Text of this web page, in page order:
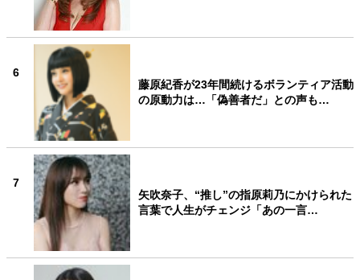
6
藤原紀香が23年間続けるボランティア活動
の原動力は…「偽善者だ」との声も…
7
矢吹奈子、“推し”の指原莉乃にかけられた
言葉で人生がチェンジ「あの一言…